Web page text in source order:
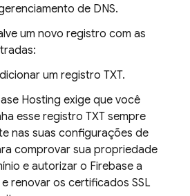
de DNS.
um novo registro com as
um registro TXT.
Hosting exige que você
esse registro TXT sempre
nas suas configurações de
comprovar sua propriedade
e autorizar o Firebase a
renovar os certificados SSL